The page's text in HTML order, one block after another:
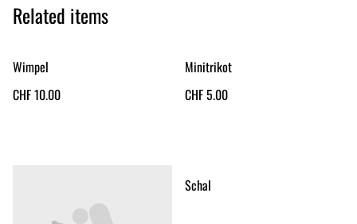
Related items
Wimpel
CHF 10.00
Minitrikot
CHF 5.00
%
Schal